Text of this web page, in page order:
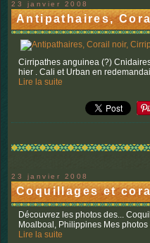
23 janvier 2008
Antipathaires,
Cirripathes anguinea (?)
hier . Cali et Urban en
Lire la suite
23 janvier 2008
Coquillages et
Découvrez les photos des...
Moalboal, Philippines Mes
Lire la suite